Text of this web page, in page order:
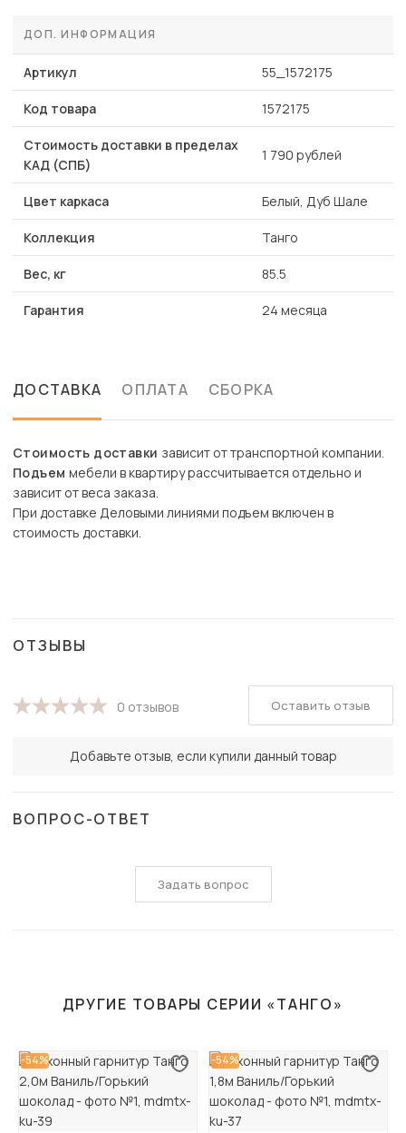
ДОП. ИНФОРМАЦИЯ
Артикул 55_1572175
Код товара 1572175
Стоимость доставки в пределах
КАД (СПБ)
1 790 рублей
Цвет каркаса Белый, Дуб Шале
Коллекция Танго
Вес, кг 85.5
Гарантия 24 месяца
ДОСТАВКА ОПЛАТА СБОРКА
Стоимость доставки зависит от транспортной компании.
Подъем мебели в квартиру рассчитывается отдельно и
зависит от веса заказа.
При доставке Деловыми линиями подъем включен в
стоимость доставки.
ОТЗЫВЫ
0 отзывов
Добавьте отзыв, если купили данный товар
Оставить отзыв
ВОПРОС-ОТВЕТ
Задать вопрос
ДРУГИЕ ТОВАРЫ СЕРИИ «ТАНГО»
-54% -54%